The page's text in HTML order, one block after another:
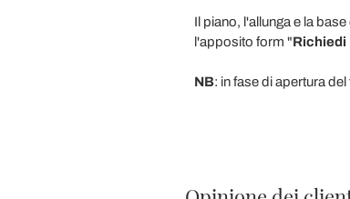
Il piano, l'allunga e la
l'apposito form "Richiedi
NB: in fase di apertura